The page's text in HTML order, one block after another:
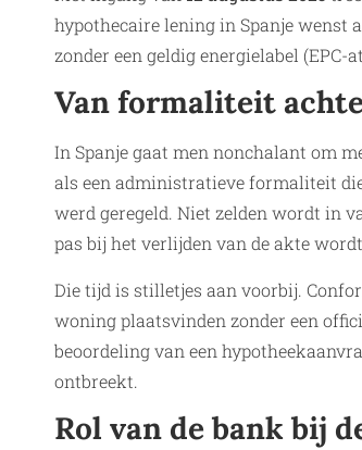
hypothecaire lening in Spanje wenst
zonder een geldig energielabel (EPC-
Van formaliteit
In Spanje gaat men nonchalant om
als een administratieve formaliteit
werd geregeld. Niet zelden wordt in
pas bij het verlijden van de akte
Die tijd is stilletjes aan voorbij.
woning plaatsvinden zonder een
beoordeling van een
ontbreekt.
Rol van de bank bij